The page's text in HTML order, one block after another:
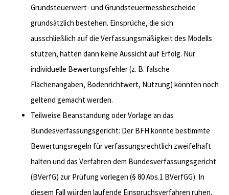
Grundsteuerwert- und Grundsteuermessbescheide
grundsätzlich bestehen. Einsprüche, die sich
ausschließlich auf die Verfassungsmäßigkeit des Modells
stützen, hätten dann keine Aussicht auf Erfolg. Nur
individuelle Bewertungsfehler (z. B. falsche
Flächenangaben, Bodenrichtwert, Nutzung) könnten noch
geltend gemacht werden.
Teilweise Beanstandung oder Vorlage an das
Bundesverfassungsgericht: Der BFH könnte bestimmte
Bewertungsregeln für verfassungsrechtlich zweifelhaft
halten und das Verfahren dem Bundesverfassungsgericht
(BVerfG) zur Prüfung vorlegen (§ 80 Abs.1 BVerfGG). In
diesem Fall würden laufende Einspruchsverfahren ruhen,